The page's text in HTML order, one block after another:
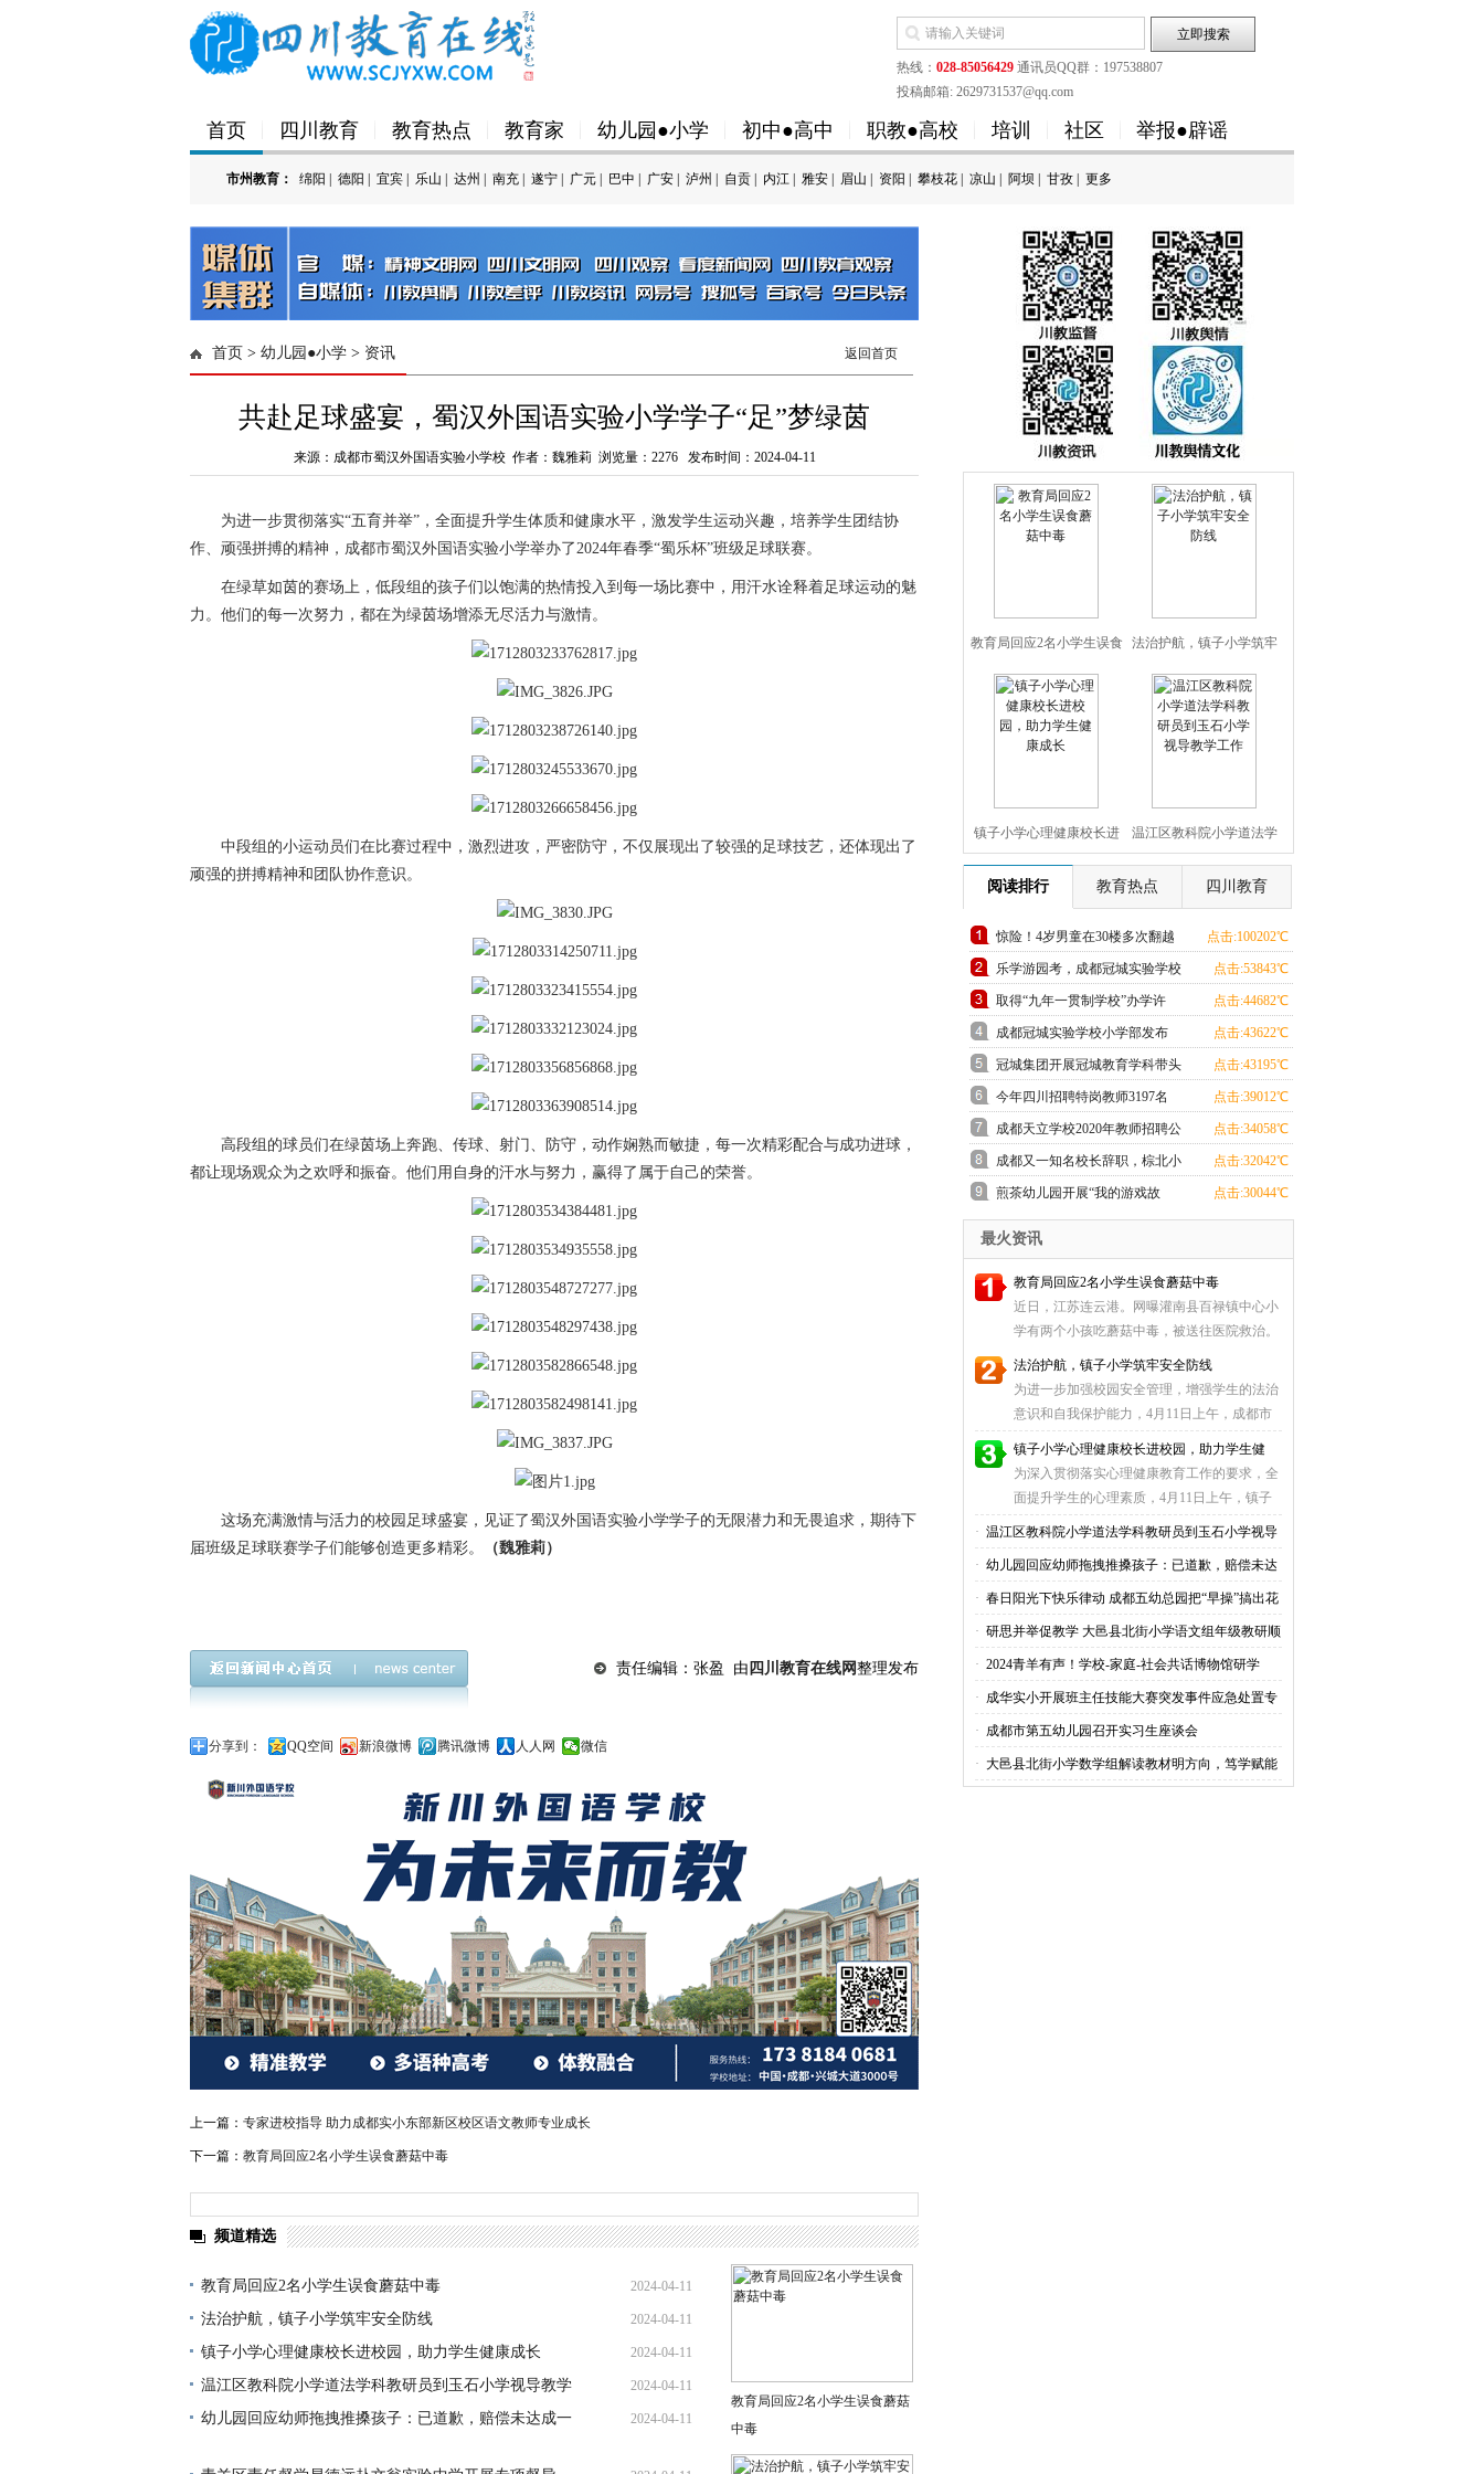
热线： 028-85056429 通讯员QQ群：197538807
投稿邮箱: 2629731537@qq.com
首页 四川教育 教育热点 教育家 幼儿园●小学 初中●高中 职教●高校 培训 社区 举报●辟谣
市州教育： 绵阳 德阳 宜宾 乐山 达州 南充 遂宁 广元 巴中 广安 泸州 自贡 内江 雅安 眉山 资阳 攀枝花 凉山 阿坝 甘孜 更多
'); })();
首页 > 幼儿园●小学 > 资讯 返回首页
共赴足球盛宴，蜀汉外国语实验小学学子“足”梦绿茵
来源：成都市蜀汉外国语实验小学校 作者：魏雅莉 浏览量： 2276发布时间：2024-04-11
为进一步贯彻落实“五育并举”，全面提升学生体质和健康水平，激发学生运动兴趣，培养学生团结协
作、顽强拼搏的精神，成都市蜀汉外国语实验小学举办了2024年春季“蜀乐杯”班级足球联赛。
在绿草如茵的赛场上，低段组的孩子们以饱满的热情投入到每一场比赛中，用汗水诠释着足球运动的魅
力。他们的每一次努力，都在为绿茵场增添无尽活力与激情。
中段组的小运动员们在比赛过程中，激烈进攻，严密防守，不仅展现出了较强的足球技艺，还体现出了
顽强的拼搏精神和团队协作意识。
高段组的球员们在绿茵场上奔跑、传球、射门、防守，动作娴熟而敏捷，每一次精彩配合与成功进球，
都让现场观众为之欢呼和振奋。他们用自身的汗水与努力，赢得了属于自己的荣誉。
这场充满激情与活力的校园足球盛宴，见证了蜀汉外国语实验小学学子的无限潜力和无畏追求，期待下
届班级足球联赛学子们能够创造更多精彩。
（魏雅莉）
责任编辑：张盈 由 四川教育在线网整理发布
分享到： QQ空间 新浪微博 腾讯微博 人人网 微信
上一篇： 专家进校指导 助力成都实小东部新区校区语文教师专业成长
下一篇： 教育局回应2名小学生误食蘑菇中毒
频道精选
教育局回应2名小学生误食蘑菇中毒 2024-04-11
法治护航，镇子小学筑牢安全防线 2024-04-11
镇子小学心理健康校长进校园，助力学生健康成长 2024-04-11
温江区教科院小学道法学科教研员到玉石小学视导教学
工作
2024-04-11
幼儿园回应幼师拖拽推搡孩子：已道歉，赔偿未达成一
2024-04-11
教育局回应2名小学生误食蘑菇
中毒
教育局回应2名小学生误食
蘑菇中毒
法治护航，镇子小学筑牢
安全防线
镇子小学心理健康校长进
校园，助力学生健康成长
温江区教科院小学道法学
科教研员到玉石小学视导
教学工作
阅读排行 教育热点 四川教育
惊险！4岁男童在30楼多次翻越
窗户吓坏对面邻居
点击:100202℃
乐学游园考，成都冠城实验学校
小学部学子“人人出彩”
点击:53843℃
取得“九年一贯制学校”办学许
可，蓝港外国语小学改名了
点击:44682℃
成都冠城实验学校小学部发布
2022年一年级招生简章
点击:43622℃
冠城集团开展冠城教育学科带头
人表彰暨培训活动
点击:43195℃
今年四川招聘特岗教师3197名 点击:39012℃
成都天立学校2020年教师招聘公
告
点击:34058℃
成都又一知名校长辞职，棕北小
学校长林家锐“可能去民办”
点击:32042℃
煎茶幼儿园开展“我的游戏故
事”幼儿游戏故事绘画活动
点击:30044℃
最火资讯
教育局回应2名小学生误食蘑菇中毒
近日，江苏连云港。网曝灌南县百禄镇中心小
学有两个小孩吃蘑菇中毒，被送往医院救治。
灌南县教育 ...
法治护航，镇子小学筑牢安全防线
为进一步加强校园安全管理，增强学生的法治
意识和自我保护能力，4月11日上午，成都市
镇子小学心理健康校长进校园，助力学生健
为深入贯彻落实心理健康教育工作的要求，全
面提升学生的心理素质，4月11日上午，镇子
小学邀请温江 ...
· 温江区教科院小学道法学科教研员到玉石小学视导
教学工作
· 幼儿园回应幼师拖拽推搡孩子：已道歉，赔偿未达
成一致
· 春日阳光下快乐律动 成都五幼总园把“早操”搞出花
样
· 研思并举促教学 大邑县北街小学语文组年级教研顺
利开展
· 2024青羊有声！学校-家庭-社会共话博物馆研学
· 成华实小开展班主任技能大赛突发事件应急处置专
项培训
· 成都市第五幼儿园召开实习生座谈会
· 大邑县北街小学数学组解读教材明方向，笃学赋能